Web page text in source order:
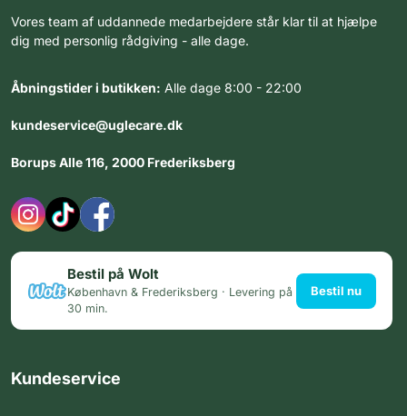
Vores team af uddannede medarbejdere står klar til at hjælpe
dig med personlig rådgiving - alle dage.
Åbningstider i butikken: Alle dage 8:00 - 22:00
kundeservice@uglecare.dk
Borups Alle 116, 2000 Frederiksberg
Bestil på Wolt
København & Frederiksberg · Levering på
30 min.
Bestil nu
Kundeservice